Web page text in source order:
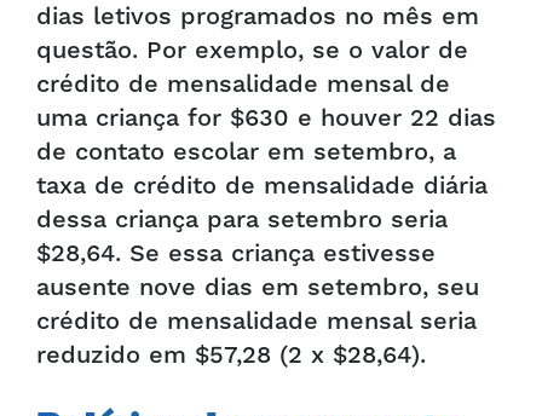
dias letivos programados no mês em
questão. Por exemplo, se o valor de
crédito de mensalidade mensal de
uma criança for $630 e houver 22 dias
de contato escolar em setembro, a
taxa de crédito de mensalidade diária
dessa criança para setembro seria
$28,64. Se essa criança estivesse
ausente nove dias em setembro, seu
crédito de mensalidade mensal seria
reduzido em $57,28 (2 x $28,64).